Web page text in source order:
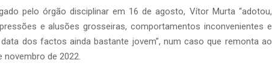
pelo órgão disciplinar em 16 de agosto, Vítor Murta “adotou,
e alusões grosseiras, comportamentos inconvenientes e
dos factos ainda bastante jovem”, num caso que remonta ao
novembro de 2022.